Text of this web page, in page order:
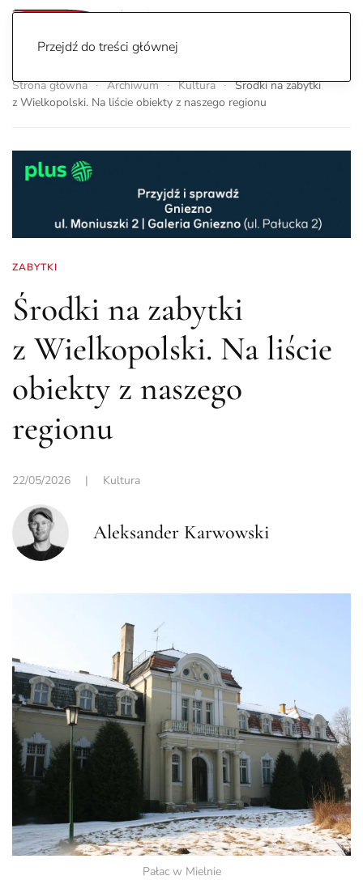
Przejdź do treści głównej
Strona główna Archiwum Kultura
Środki na zabytki
z Wielkopolski. Na liście obiekty z naszego regionu
ZABYTKI
Środki na zabytki
z Wielkopolski. Na liście
obiekty z naszego
regionu
22/05/2026 | Kultura
Aleksander Karwowski
Pałac w Mielnie